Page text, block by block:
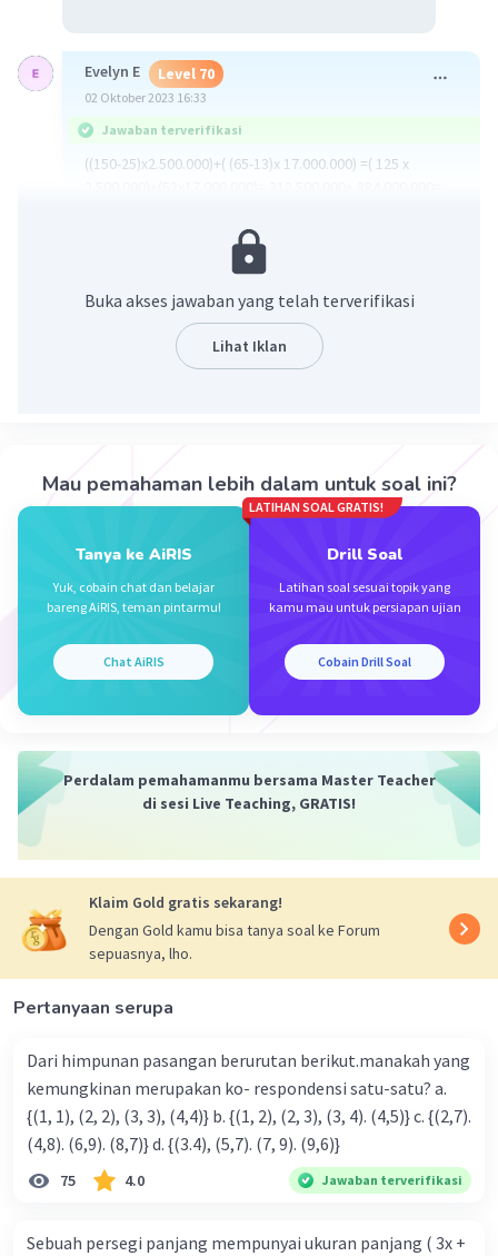
Evelyn E Level 70
02 Oktober 2023 16:33
Jawaban terverifikasi
((150-25)x2.500.000)+( (65-13)x 17.000.000) =( 125 x
Buka akses jawaban yang telah terverifikasi
Lihat Iklan
Mau pemahaman lebih dalam untuk soal ini?
Tanya ke AiRIS
Yuk, cobain chat dan belajar
bareng AiRIS, teman pintarmu!
Chat AiRIS
LATIHAN SOAL GRATIS!
Drill Soal
Latihan soal sesuai topik yang
kamu mau untuk persiapan ujian
Cobain Drill Soal
Perdalam pemahamanmu bersama Master Teacher
di sesi Live Teaching, GRATIS!
Klaim Gold gratis sekarang!
Dengan Gold kamu bisa tanya soal ke Forum
sepuasnya, lho.
Pertanyaan serupa
Dari himpunan pasangan berurutan berikut.manakah yang
kemungkinan merupakan ko- respondensi satu-satu? a.
{(1, 1), (2, 2), (3, 3), (4,4)} b. {(1, 2), (2, 3), (3, 4). (4,5)} c. {(2,7).
(4,8). (6,9). (8,7)} d. {(3.4), (5,7). (7, 9). (9,6)}
75 4.0 Jawaban terverifikasi
Sebuah persegi panjang mempunyai ukuran panjang ( 3x +